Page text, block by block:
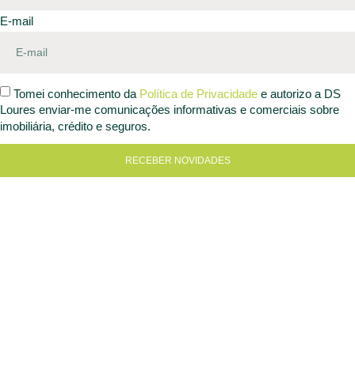
E-mail
Tomei conhecimento da Política de Privacidade e autorizo a DS
Loures enviar-me comunicações informativas e comerciais sobre
imobiliária, crédito e seguros.
RECEBER NOVIDADES